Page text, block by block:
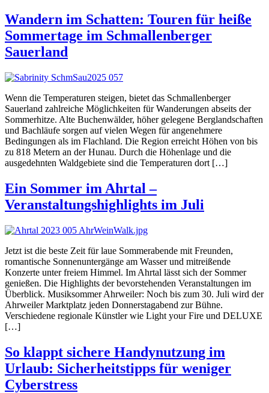
Wandern im Schatten: Touren für heiße
Sommertage im Schmallenberger
Sauerland
Wenn die Temperaturen steigen, bietet das Schmallenberger
Sauerland zahlreiche Möglichkeiten für Wanderungen abseits der
Sommerhitze. Alte Buchenwälder, höher gelegene Berglandschaften
und Bachläufe sorgen auf vielen Wegen für angenehmere
Bedingungen als im Flachland. Die Region erreicht Höhen von bis
zu 818 Metern an der Hunau. Durch die Höhenlage und die
ausgedehnten Waldgebiete sind die Temperaturen dort […]
Ein Sommer im Ahrtal –
Veranstaltungshighlights im Juli
Jetzt ist die beste Zeit für laue Sommerabende mit Freunden,
romantische Sonnenuntergänge am Wasser und mitreißende
Konzerte unter freiem Himmel. Im Ahrtal lässt sich der Sommer
genießen. Die Highlights der bevorstehenden Veranstaltungen im
Überblick. Musiksommer Ahrweiler: Noch bis zum 30. Juli wird der
Ahrweiler Marktplatz jeden Donnerstagabend zur Bühne.
Verschiedene regionale Künstler wie Light your Fire und DELUXE
[…]
So klappt sichere Handynutzung im
Urlaub: Sicherheitstipps für weniger
Cyberstress